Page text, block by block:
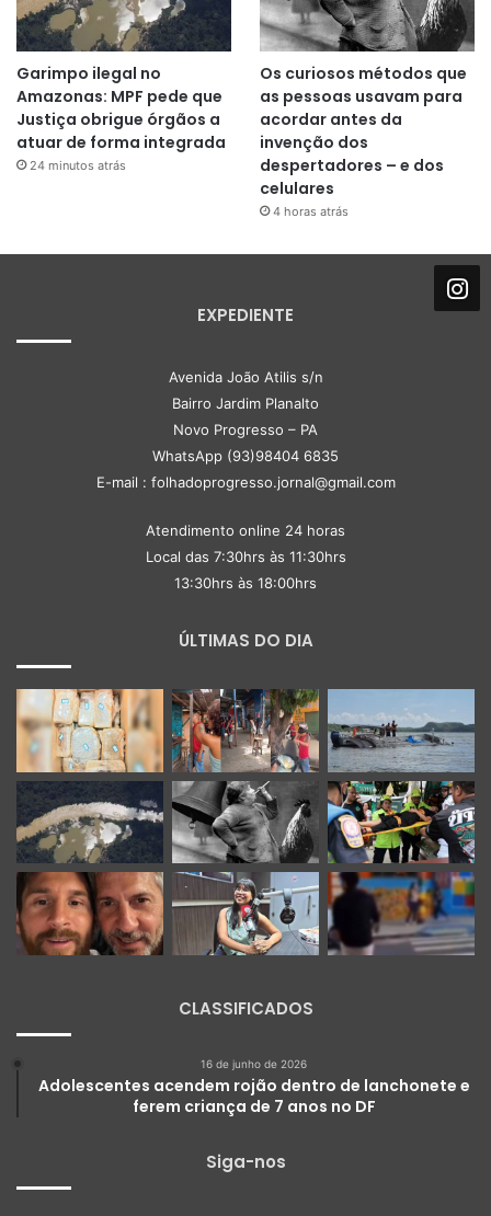
Garimpo ilegal no
Amazonas: MPF pede que
Justiça obrigue órgãos a
atuar de forma integrada
24 minutos atrás
Os curiosos métodos que
as pessoas usavam para
acordar antes da
invenção dos
despertadores – e dos
celulares
4 horas atrás
EXPEDIENTE
Avenida João Atilis s/n
Bairro Jardim Planalto
Novo Progresso – PA
WhatsApp (93)98404 6835
E-mail : folhadoprogresso.jornal@gmail.com
Atendimento online 24 horas
Local das 7:30hrs às 11:30hrs
13:30hrs às 18:00hrs
ÚLTIMAS DO DIA
CLASSIFICADOS
16 de junho de 2026
Adolescentes acendem rojão dentro de lanchonete e
ferem criança de 7 anos no DF
Siga-nos